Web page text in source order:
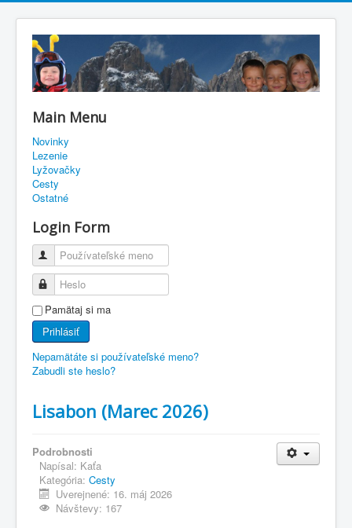
Main Menu
Novinky
Lezenie
Lyžovačky
Cesty
Ostatné
Login Form
Používateľské meno
Heslo
Pamätaj si ma
Prihlásiť
Nepamätáte si používateľské meno?
Zabudli ste heslo?
Lisabon (Marec 2026)
Podrobnosti
Napísal: Kaťa
Kategória: Cesty
Uverejnené: 16. máj 2026
Návštevy: 167